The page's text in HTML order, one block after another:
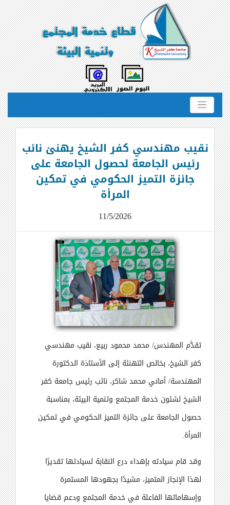
نقيب مهندسي كفر الشيخ يهنئ نائب
رئيس الجامعة لحصول الجامعة على
جائزة التميز الحكومي في تمكين
المرأة
11/5/2026
تقدَّم المهندس/ محمد محمود ربيع، نقيب مهندسي
كفر الشيخ، بخالص التهنئة إلى الأستاذة الدكتورة
المهندسة/ أماني محمد شاكر، نائب رئيس جامعة كفر
الشيخ لشئون خدمة المجتمع وتنمية البيئة، بمناسبة
حصول الجامعة على جائزة التميز الحكومي في تمكين
المرأة.
وقد قام سيادته بإهداء درع النقابة لسيادتها تقديرًا
لهذا الإنجاز المتميز، مشيدًا بجهودها المستمرة
وإسهاماتها الفاعلة في خدمة المجتمع ودعم قضايا